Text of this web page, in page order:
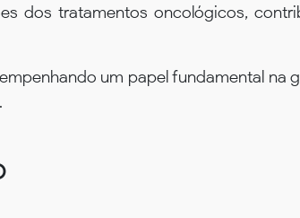
dos tratamentos oncológicos,
um papel fundamental na